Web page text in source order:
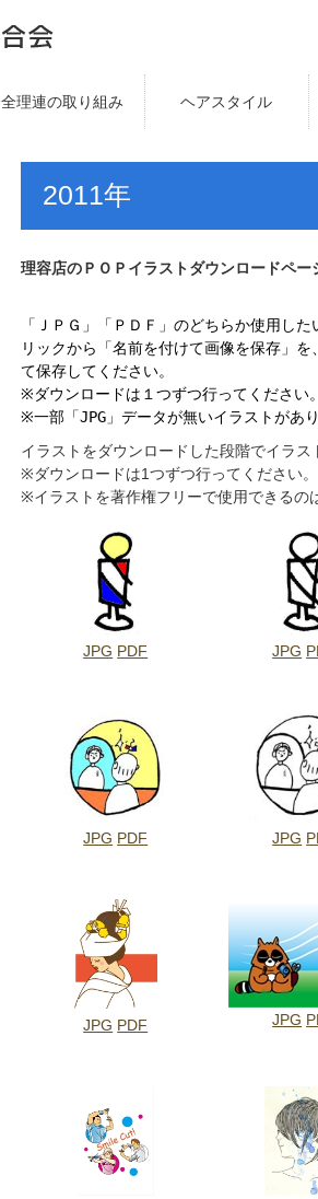
全理連の取り組み ヘアスタイル
2011年
理容店のＰＯＰイラストダウンロードペー
「ＪＰＧ」「ＰＤＦ」のどちらか使用し
リックから「名前を付けて画像を保存」
て保存してください。
※ダウンロードは１つずつ行ってください。
※一部「JPG 」データが無いイラストがあり
イラストをダウンロードした段階でイラス
※ダウンロードは1つずつ行ってください。
※イラストを著作権フリーで使用できるの
JPG PDF JPG
JPG PDF JPG
JPG PDF JPG